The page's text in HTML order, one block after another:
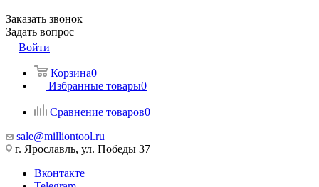
Заказать звонок
Задать вопрос
Войти
Корзина0
Избранные товары0
Сравнение товаров0
sale@milliontool.ru
г. Ярославль, ул. Победы 37
Вконтакте